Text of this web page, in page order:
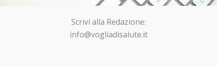
Scrivi alla Redazione:
info@vogliadisalute.it